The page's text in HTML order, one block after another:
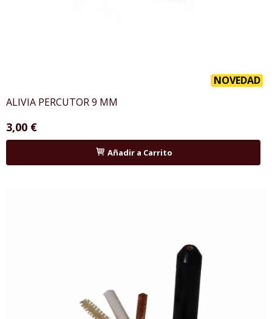
NOVEDAD
ALIVIA PERCUTOR 9 MM
3,00 €
Añadir a Carrito